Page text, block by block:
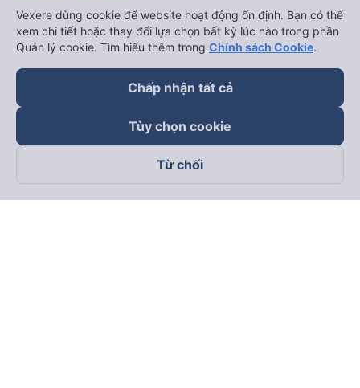
Theo dõi chúng tôi trên
Vexere dùng cookie để website hoạt động ổn định. Bạn có thể
xem chi tiết hoặc thay đổi lựa chọn bất kỳ lúc nào trong phần
Quản lý cookie. Tìm hiểu thêm trong Chính sách Cookie.
Chấp nhận tất cả
Tùy chọn cookie
Từ chối